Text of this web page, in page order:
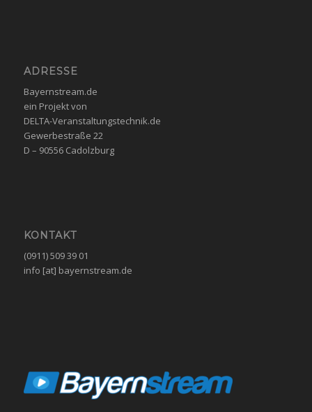
ADRESSE
Bayernstream.de
ein Projekt von
DELTA-Veranstaltungstechnik.de
Gewerbestraße 22
D – 90556 Cadolzburg
KONTAKT
(0911) 509 39 01
info [at] bayernstream.de